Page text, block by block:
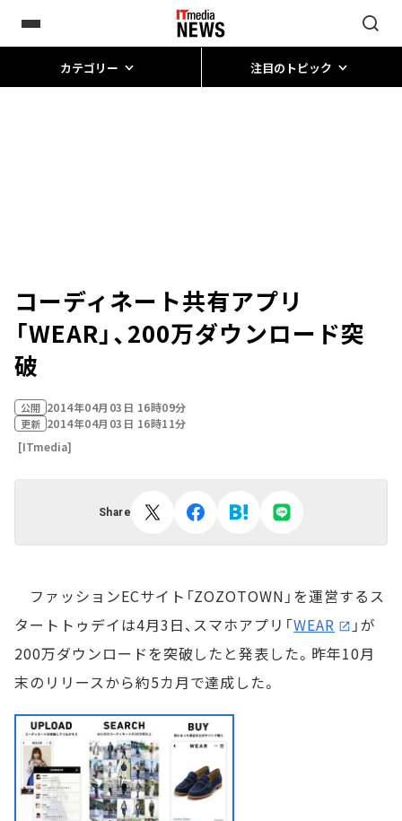
カテゴリー 注目のトピック
コーディネート共有アプリ
「WEAR」、200万ダウンロード突
破
公開 2014年04月03日 16時09分
更新 2014年04月03日 16時11分
[ITmedia]
Share
ファッションECサイト「ZOZOTOWN」を運営するス
タートトゥデイは4月3日、スマホアプリ「WEAR
」が
200万ダウンロードを突破したと発表した。昨年10月
末のリリースから約5カ月で達成した。